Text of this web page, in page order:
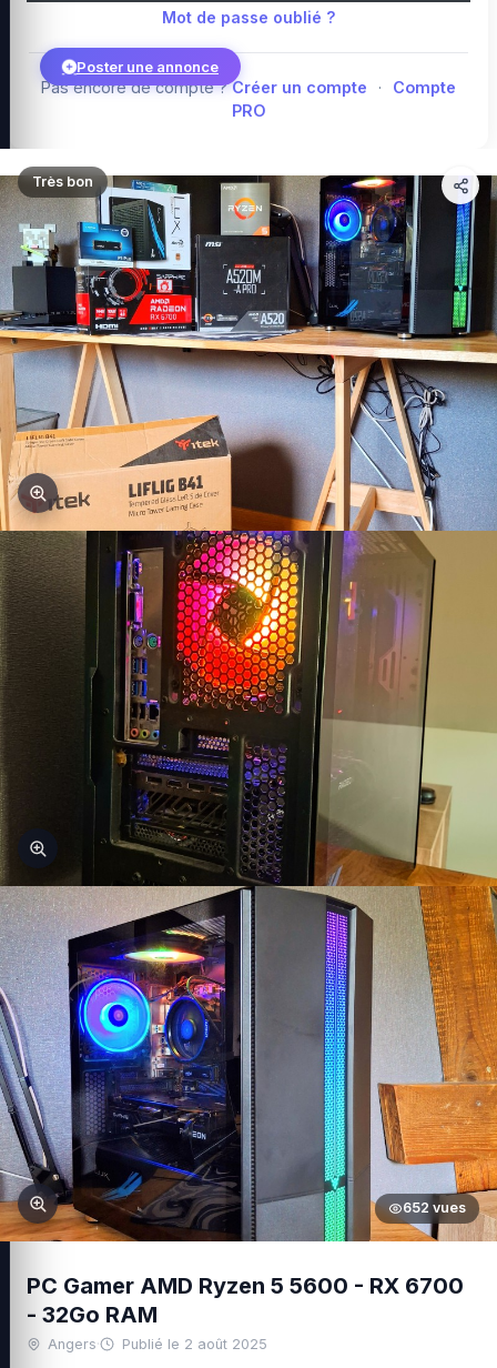
Poster une annonce
Connexion
Mot de passe oublié ?
Pas encore de compte ? Créer un compte ·
Compte
PRO
Très bon
652 vues
PC Gamer AMD Ryzen 5 5600 - RX 6700
- 32Go RAM
Angers· Publié le 2 août 2025